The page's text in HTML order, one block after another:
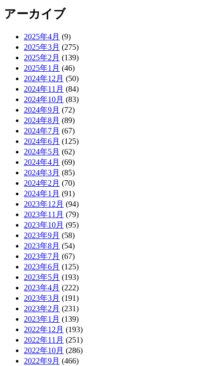
アーカイブ
2025年4月 (9)
2025年3月 (275)
2025年2月 (139)
2025年1月 (46)
2024年12月 (50)
2024年11月 (84)
2024年10月 (83)
2024年9月 (72)
2024年8月 (89)
2024年7月 (67)
2024年6月 (125)
2024年5月 (62)
2024年4月 (69)
2024年3月 (85)
2024年2月 (70)
2024年1月 (91)
2023年12月 (94)
2023年11月 (79)
2023年10月 (95)
2023年9月 (58)
2023年8月 (54)
2023年7月 (67)
2023年6月 (125)
2023年5月 (193)
2023年4月 (222)
2023年3月 (191)
2023年2月 (231)
2023年1月 (139)
2022年12月 (193)
2022年11月 (251)
2022年10月 (286)
2022年9月 (466)